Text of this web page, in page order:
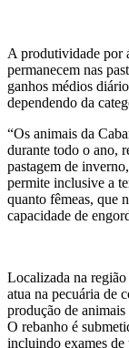
A produtividade por
permanecem nas
ganhos médios
dependendo da
“Os animais da
durante todo o ano,
pastagem de
permite inclusive a
quanto fêmeas, que
capacidade de
Localizada na
atua na pecuária de
produção de animais
O rebanho é
incluindo exames de